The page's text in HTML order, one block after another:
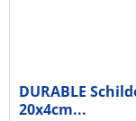
DURABLE
20x4cm...